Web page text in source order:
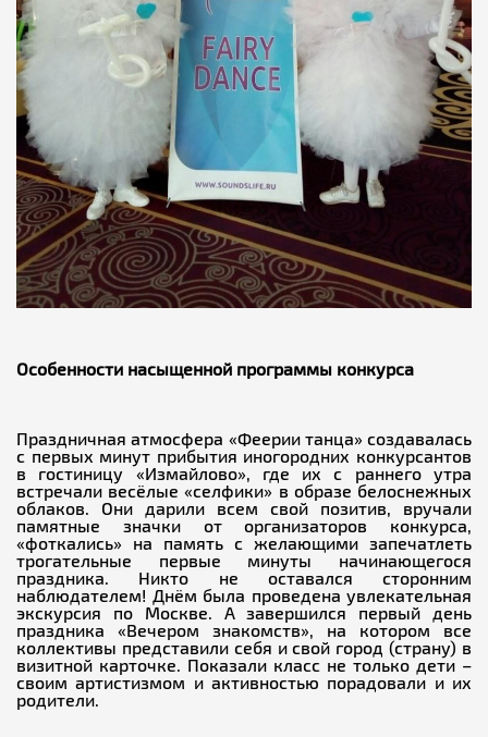
Особенности насыщенной программы конкурса
Праздничная атмосфера «Феерии танца» создавалась
с первых минут прибытия иногородних конкурсантов
в гостиницу «Измайлово», где их с раннего утра
встречали весёлые «селфики» в образе белоснежных
облаков. Они дарили всем свой позитив, вручали
памятные значки от организаторов конкурса,
«фоткались» на память с желающими запечатлеть
трогательные первые минуты начинающегося
праздника. Никто не оставался сторонним
наблюдателем! Днём была проведена увлекательная
экскурсия по Москве. А завершился первый день
праздника «Вечером знакомств», на котором все
коллективы представили себя и свой город (страну) в
визитной карточке. Показали класс не только дети –
своим артистизмом и активностью порадовали и их
родители.